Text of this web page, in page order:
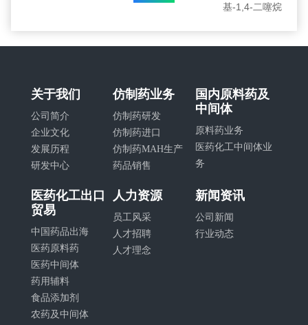
基-1,4-二噻烷
关于我们
公司简介
企业文化
发展历程
研发中心
仿制药业务
仿制药研发
仿制药进口
仿制药MAH生产
药品销售
国内原料药及
中间体
原料药业务
医药化工中间体业
务
医药化工出口
贸易
中国药品出海
医药原料药
医药中间体
药用辅料
食品添加剂
农药及中间体
人力资源
员工风采
人才招聘
人才理念
新闻资讯
公司新闻
行业动态